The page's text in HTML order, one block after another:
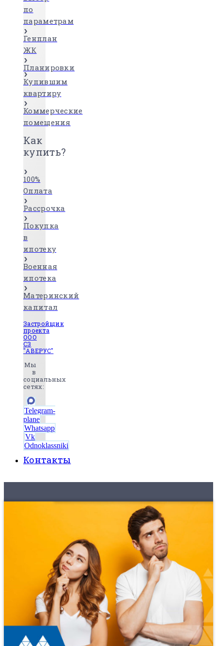
по
параметрам
Генплан
ЖК
Планировки
Купившим
квартиру
Коммерческие
помещения
Как
купить?
100%
Оплата
Рассрочка
Покупка
в
ипотеку
Военная
ипотека
Материнский
капитал
Застройщик
проекта
ООО
СЗ
"АВЕРУС"
Мы
в
социальных
сетях:
Telegram-
plane
Whatsapp
Vk
Odnoklassniki
Контакты